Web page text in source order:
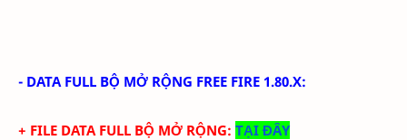
- DATA FULL BỘ MỞ RỘNG FREE FIRE 1.80.X:
+ FILE DATA FULL BỘ MỞ RỘNG: TẠI ĐÂY